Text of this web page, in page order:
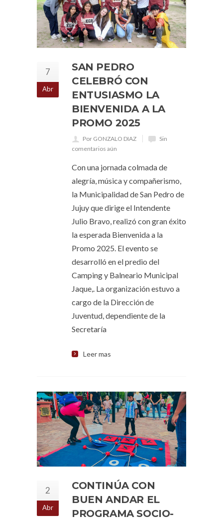
7
Abr
SAN PEDRO
CELEBRÓ CON
ENTUSIASMO LA
BIENVENIDA A LA
PROMO 2025
Por GONZALO DIAZ
Sin
comentarios aún
Con una jornada colmada de
alegría, música y compañerismo,
la Municipalidad de San Pedro de
Jujuy que dirige el Intendente
Julio Bravo, realizó con gran éxito
la esperada Bienvenida a la
Promo 2025. El evento se
desarrolló en el predio del
Camping y Balneario Municipal
Jaque,. La organización estuvo a
cargo de la Dirección de
Juventud, dependiente de la
Secretaría
Leer mas
2
Abr
CONTINÚA CON
BUEN ANDAR EL
PROGRAMA SOCIO-